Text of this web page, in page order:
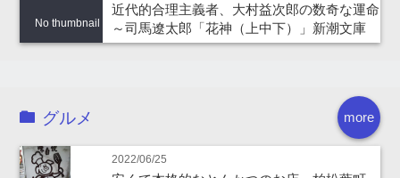
No thumbnail
近代的合理主義者、大村益次郎の数奇な運命
～司馬遼太郎「花神（上中下）」新潮文庫
more
グルメ
2022/06/25